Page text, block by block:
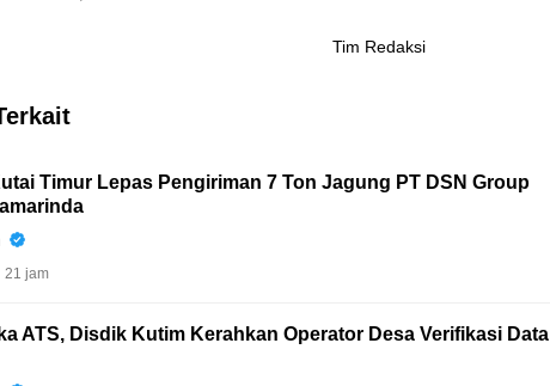
Tim Redaksi
Timur Lepas Pengiriman 7 Ton Jagung PT DSN Group
21 jam
ATS, Disdik Kutim Kerahkan Operator Desa Verifikasi Data